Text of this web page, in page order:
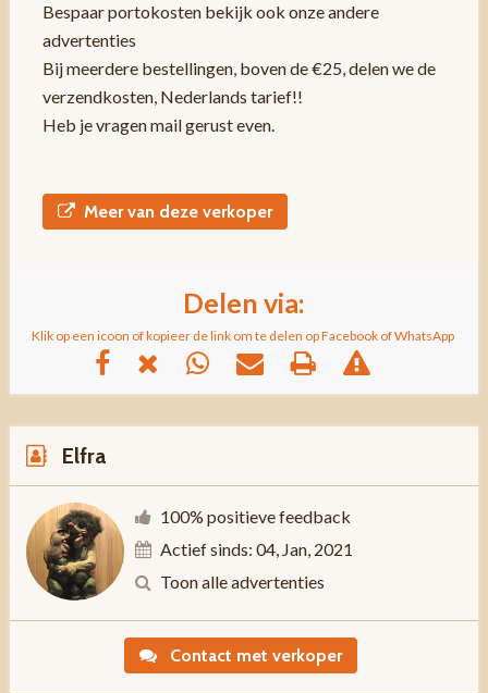
Bespaar portokosten bekijk ook onze andere
advertenties
Bij meerdere bestellingen, boven de €25, delen we de
verzendkosten, Nederlands tarief!!
Heb je vragen mail gerust even.
Meer van deze verkoper
Delen via:
Klik op een icoon of kopieer de link om te delen op Facebook of WhatsApp
Elfra
100% positieve feedback
Actief sinds: 04, Jan, 2021
Toon alle advertenties
Contact met verkoper